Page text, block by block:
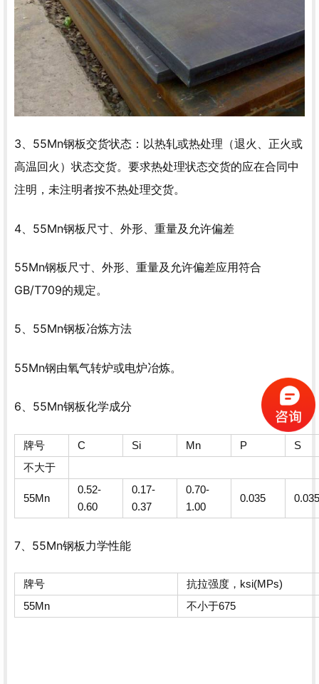
3、55Mn钢板交货状态：以热轧或热处理（退火、正火或
高温回火）状态交货。要求热处理状态交货的应在合同中
注明，未注明者按不热处理交货。
4、55Mn钢板尺寸、外形、重量及允许偏差
55Mn钢板尺寸、外形、重量及允许偏差应用符合
GB/T709的规定。
5、55Mn钢板冶炼方法
55Mn钢由氧气转炉或电炉冶炼。
6、55Mn钢板化学成分
牌号 C Si Mn P
S
不大于
55Mn
0.52-
0.60
0.17-
0.37
0.70-
1.00
0.035 0.035
7、55Mn钢板力学性能
牌号
抗拉强度，ksi(MPs)
55Mn
不小于675